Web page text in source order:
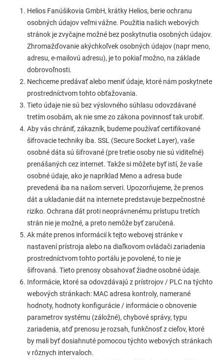
Helios Fanúšikovia GmbH, krátky Helios, berie ochranu
osobných údajov veľmi vážne. Použitia našich webových
stránok je zvyčajne možné bez poskytnutia osobných údajov.
Zhromažďovanie akýchkoľvek osobných údajov (napr meno,
adresu, e-mailovú adresu), je to pokiaľ možno, na základe
dobrovoľnosti.
Nechceme predávať alebo meniť údaje, ktoré nám poskytnete
prostredníctvom tohto obťažovania.
Tieto údaje nie sú bez výslovného súhlasu odovzdávané
tretím osobám, ak nie sme zo zákona povinnosť tak urobiť.
Aby vás chrániť, zákazník, budeme používať certifikované
šifrovacie techniky iba. SSL (Secure Socket Layer), vaše
osobné dáta sú šifrované (pre tretie osoby nie sú viditeľné)
prenášaných cez internet. Takže si môžete byť istí, že vaše
osobné údaje, ako je napríklad Meno a adresa bude
prevedená iba na našom serveri. Upozorňujeme, že prenos
dát a ukladanie dát na internete predstavuje bezpečnostné
riziko. Ochrana dát proti neoprávnenému prístupu tretích
strán nie je možné, a preto nemôže byť zaručená.
Ak máte prenos informácií k tejto webovej stránke v
nastavení prístroja alebo na diaľkovom ovládači zariadenia
prostredníctvom tohto portálu je povolené, to nie je
šifrovaná. Tieto prenosy obsahovať žiadne osobné údaje.
Informácie, ktoré sa odovzdávajú z prístrojov / PLC na týchto
webových stránkach: MAC adresa kontroly, namerané
hodnoty, hodnoty konfigurácie / informácie o obnovenie
parametrov systému (záložné), chybové správy, typu
zariadenia, atď prenosu je rozsah, funkčnosť z cieľov, ktoré
by mali byť dosiahnuté pomocou týchto webových stránkach
v rôznych intervaloch.